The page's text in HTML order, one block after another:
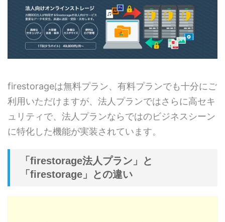
firestorageは無料プラン、有料プランでも十分にご
利用いただけますが、法人プランではさらに高セキ
ュリティで、法人プランならではのビジネスシーン
に特化した機能が実装されています。
「firestorage法人プラン」と
「firestorage」との違い